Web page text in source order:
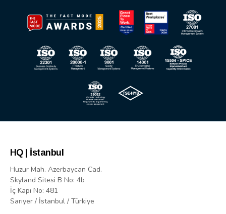
HQ | İstanbul
Huzur Mah. Azerbaycan Cad.
Skyland Sitesi B No: 4b
İç Kapı No: 481
Sarıyer / İstanbul / Türkiye